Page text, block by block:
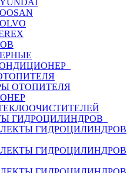
ОТОПИТЕЛЯ
ГИДРОЦИЛИНДРОВ
ГИДРОЦИЛИНДРОВ
ГИДРОЦИЛИНДРОВ